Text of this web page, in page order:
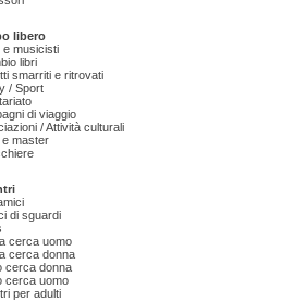
libero
e musicisti
libri
smarriti e ritrovati
/ Sport
di viaggio
/ Attività culturali
master
di sguardi
cerca uomo
cerca donna
cerca donna
cerca uomo
per adulti